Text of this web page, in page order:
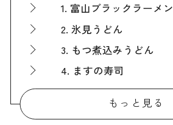
1. 富山ブラックラーメン
2. 氷見うどん
3. もつ煮込みうどん
4. ますの寿司
5. 白エビ
6. ホタルイカ
もっと見る